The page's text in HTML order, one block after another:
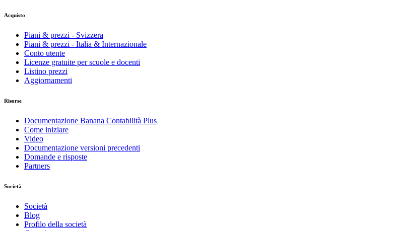
Acquisto
Piani & prezzi - Svizzera
Piani & prezzi - Italia & Internazionale
Conto utente
Licenze gratuite per scuole e docenti
Listino prezzi
Aggiornamenti
Risorse
Documentazione Banana Contabilità Plus
Come iniziare
Video
Documentazione versioni precedenti
Domande e risposte
Partners
Società
Società
Blog
Profilo della società